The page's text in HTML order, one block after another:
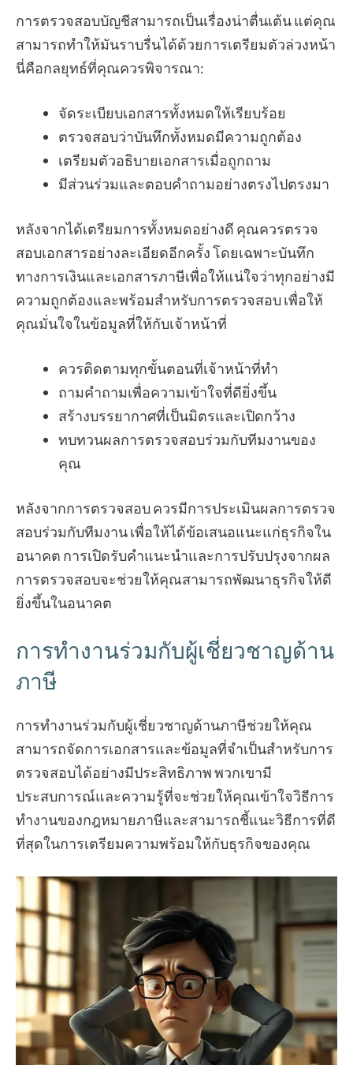
การตรวจสอบบัญชีสามารถเป็นเรื่องน่าตื่นเต้น แต่คุณ
สามารถทำให้มันราบรื่นได้ด้วยการเตรียมตัวล่วงหน้า
นี่คือกลยุทธ์ที่คุณควรพิจารณา:
จัดระเบียบเอกสารทั้งหมดให้เรียบร้อย
ตรวจสอบว่าบันทึกทั้งหมดมีความถูกต้อง
เตรียมตัวอธิบายเอกสารเมื่อถูกถาม
มีส่วนร่วมและตอบคำถามอย่างตรงไปตรงมา
หลังจากได้เตรียมการทั้งหมดอย่างดี คุณควรตรวจ
สอบเอกสารอย่างละเอียดอีกครั้ง โดยเฉพาะบันทึก
ทางการเงินและเอกสารภาษีเพื่อให้แน่ใจว่าทุกอย่างมี
ความถูกต้องและพร้อมสำหรับการตรวจสอบ เพื่อให้
คุณมั่นใจในข้อมูลที่ให้กับเจ้าหน้าที่
ควรติดตามทุกขั้นตอนที่เจ้าหน้าที่ทำ
ถามคำถามเพื่อความเข้าใจที่ดียิ่งขึ้น
สร้างบรรยากาศที่เป็นมิตรและเปิดกว้าง
ทบทวนผลการตรวจสอบร่วมกับทีมงานของ
คุณ
หลังจากการตรวจสอบ ควรมีการประเมินผลการตรวจ
สอบร่วมกับทีมงาน เพื่อให้ได้ข้อเสนอแนะแก่ธุรกิจใน
อนาคต การเปิดรับคำแนะนำและการปรับปรุงจากผล
การตรวจสอบจะช่วยให้คุณสามารถพัฒนาธุรกิจให้ดี
ยิ่งขึ้นในอนาคต
การทำงานร่วมกับผู้เชี่ยวชาญด้าน
ภาษี
การทำงานร่วมกับผู้เชี่ยวชาญด้านภาษีช่วยให้คุณ
สามารถจัดการเอกสารและข้อมูลที่จำเป็นสำหรับการ
ตรวจสอบได้อย่างมีประสิทธิภาพ พวกเขามี
ประสบการณ์และความรู้ที่จะช่วยให้คุณเข้าใจวิธีการ
ทำงานของกฎหมายภาษีและสามารถชี้แนะวิธีการที่ดี
ที่สุดในการเตรียมความพร้อมให้กับธุรกิจของคุณ